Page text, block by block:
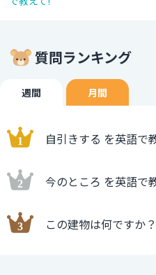
質問ランキング
週間 月間
自引きする を英語で
今のところ を英語で
この建物は何ですか